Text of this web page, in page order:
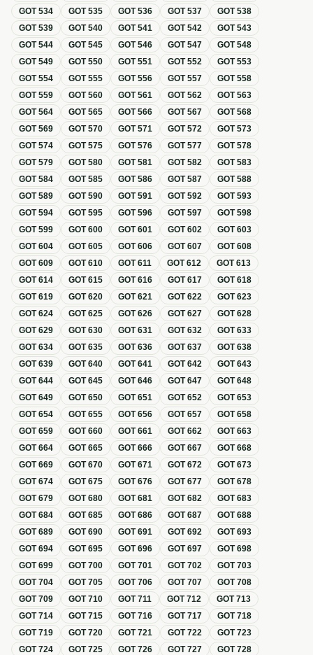
GOT534 GOT535 GOT536 GOT537 GOT538
GOT539 GOT540 GOT541 GOT542 GOT543
GOT544 GOT545 GOT546 GOT547 GOT548
GOT549 GOT550 GOT551 GOT552 GOT553
GOT554 GOT555 GOT556 GOT557 GOT558
GOT559 GOT560 GOT561 GOT562 GOT563
GOT564 GOT565 GOT566 GOT567 GOT568
GOT569 GOT570 GOT571 GOT572 GOT573
GOT574 GOT575 GOT576 GOT577 GOT578
GOT579 GOT580 GOT581 GOT582 GOT583
GOT584 GOT585 GOT586 GOT587 GOT588
GOT589 GOT590 GOT591 GOT592 GOT593
GOT594 GOT595 GOT596 GOT597 GOT598
GOT599 GOT600 GOT601 GOT602 GOT603
GOT604 GOT605 GOT606 GOT607 GOT608
GOT609 GOT610 GOT611 GOT612 GOT613
GOT614 GOT615 GOT616 GOT617 GOT618
GOT619 GOT620 GOT621 GOT622 GOT623
GOT624 GOT625 GOT626 GOT627 GOT628
GOT629 GOT630 GOT631 GOT632 GOT633
GOT634 GOT635 GOT636 GOT637 GOT638
GOT639 GOT640 GOT641 GOT642 GOT643
GOT644 GOT645 GOT646 GOT647 GOT648
GOT649 GOT650 GOT651 GOT652 GOT653
GOT654 GOT655 GOT656 GOT657 GOT658
GOT659 GOT660 GOT661 GOT662 GOT663
GOT664 GOT665 GOT666 GOT667 GOT668
GOT669 GOT670 GOT671 GOT672 GOT673
GOT674 GOT675 GOT676 GOT677 GOT678
GOT679 GOT680 GOT681 GOT682 GOT683
GOT684 GOT685 GOT686 GOT687 GOT688
GOT689 GOT690 GOT691 GOT692 GOT693
GOT694 GOT695 GOT696 GOT697 GOT698
GOT699 GOT700 GOT701 GOT702 GOT703
GOT704 GOT705 GOT706 GOT707 GOT708
GOT709 GOT710 GOT711 GOT712 GOT713
GOT714 GOT715 GOT716 GOT717 GOT718
GOT719 GOT720 GOT721 GOT722 GOT723
GOT724 GOT725 GOT726 GOT727 GOT728